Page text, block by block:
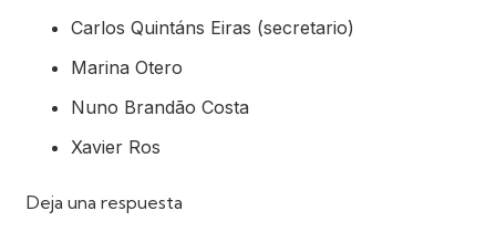
Carlos Quintáns Eiras (secretario)
Marina Otero
Nuno Brandão Costa
Xavier Ros
Deja una respuesta